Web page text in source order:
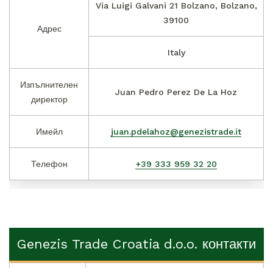
Адрес
Via Luigi Galvani 21 Bolzano, Bolzano,
39100
Italy
Изпълнителен
директор
Juan Pedro Perez De La Hoz
Имейл juan.pdelahoz@genezistrade.it
Телефон +39 333 959 32 20
Genezis Trade Croatia d.o.o. контакти